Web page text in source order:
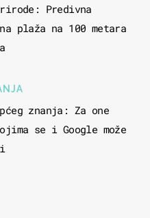
Predivna
plaža na 100 metara
znanja: Za one
se i Google može